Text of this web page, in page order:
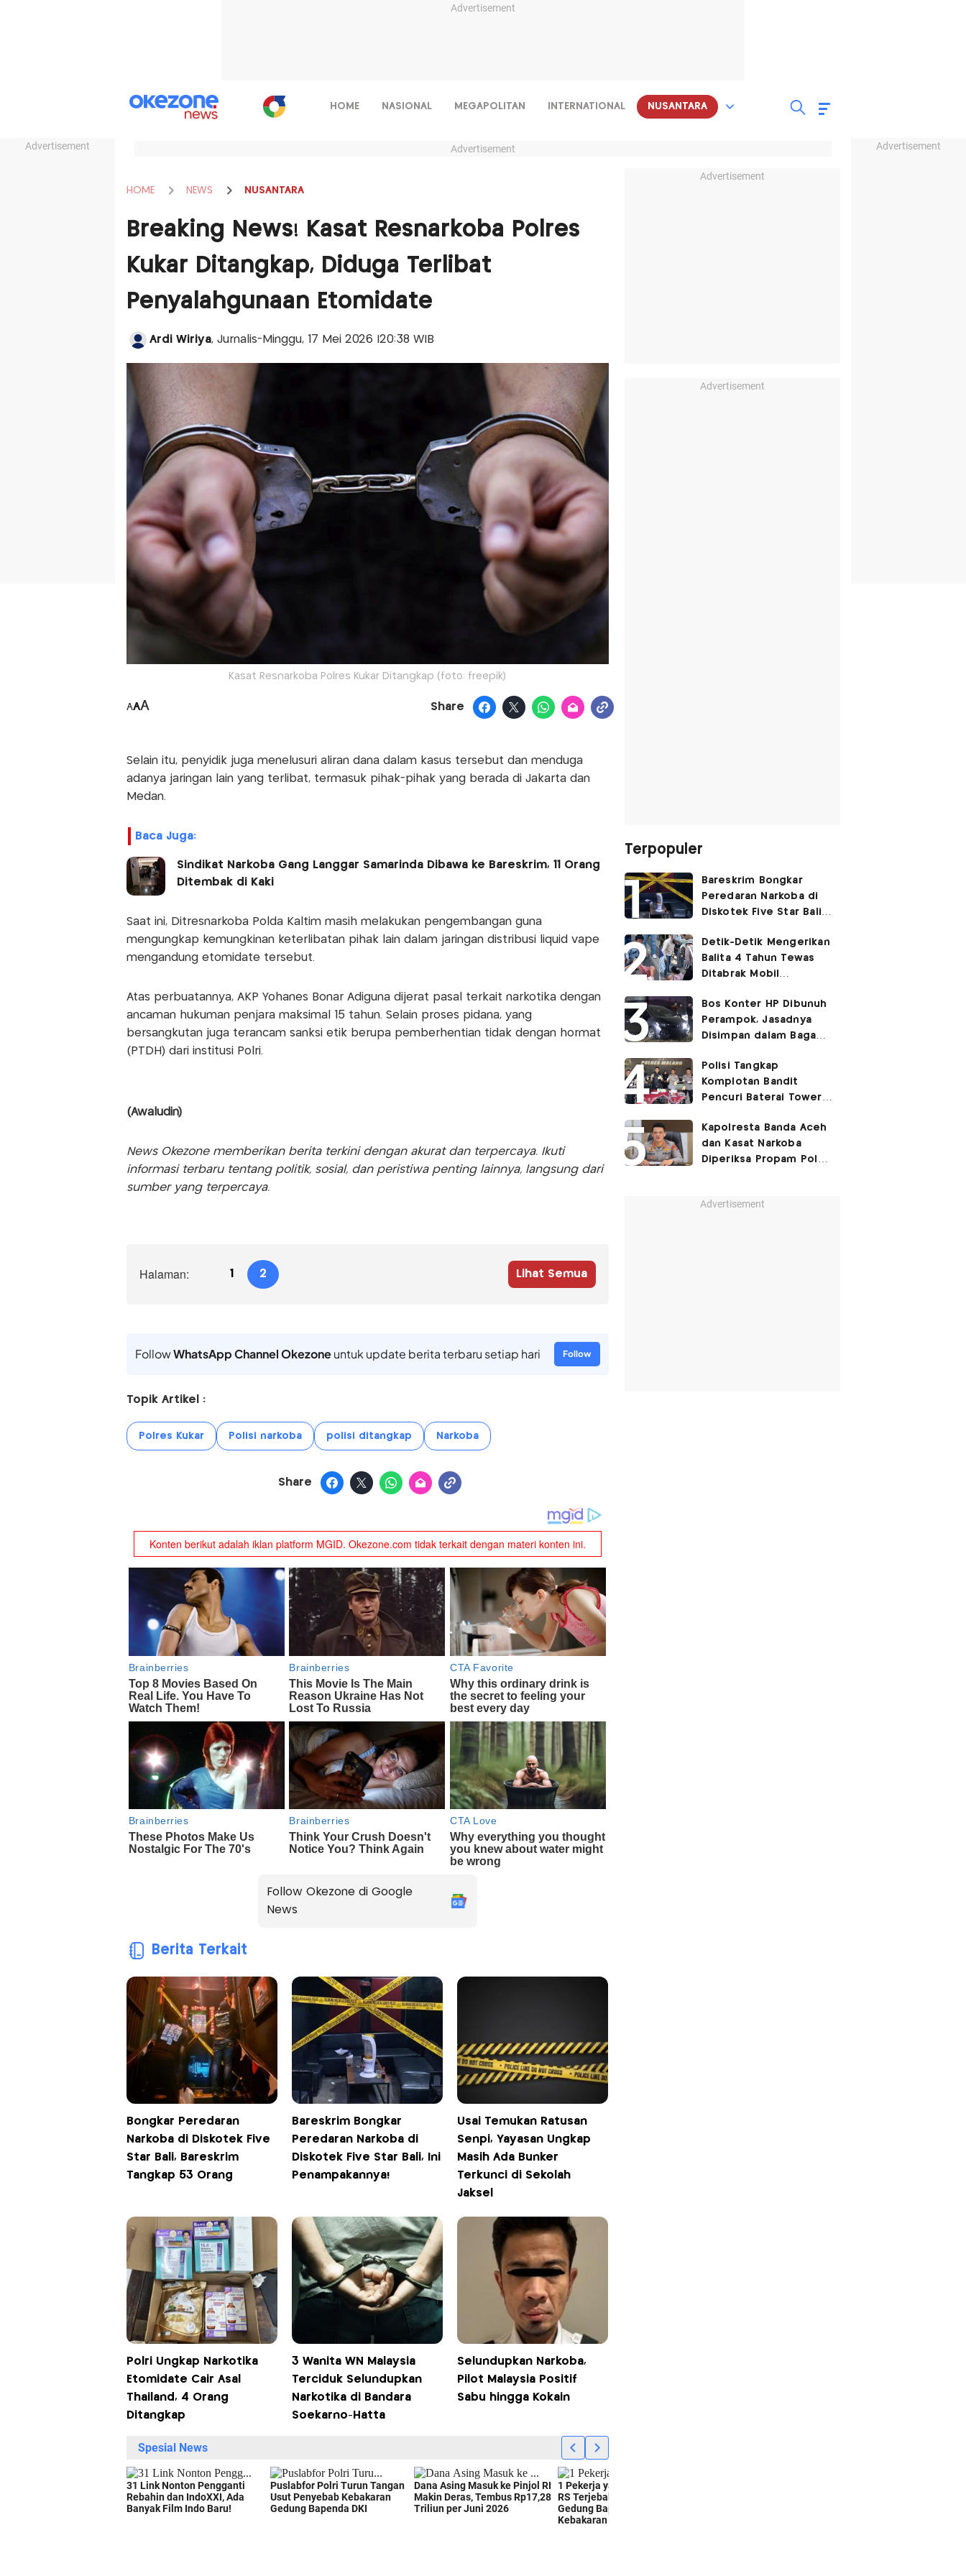
Advertisement
Advertisement Advertisement
HOME NASIONAL MEGAPOLITAN INTERNATIONAL NUSANTARA
Advertisement
HOME NEWS NUSANTARA
Breaking News! Kasat Resnarkoba Polres
Kukar Ditangkap, Diduga Terlibat
Penyalahgunaan Etomidate
Ardi Wiriya, Jurnalis-Minggu, 17 Mei 2026 |20:38 WIB
Kasat Resnarkoba Polres Kukar Ditangkap (foto: freepik)
AAA Share
Selain itu, penyidik juga menelusuri aliran dana dalam kasus tersebut dan menduga
adanya jaringan lain yang terlibat, termasuk pihak-pihak yang berada di Jakarta dan
Medan.
Baca Juga:
Sindikat Narkoba Gang Langgar Samarinda Dibawa ke Bareskrim, 11 Orang
Ditembak di Kaki
Saat ini, Ditresnarkoba Polda Kaltim masih melakukan pengembangan guna
mengungkap kemungkinan keterlibatan pihak lain dalam jaringan distribusi liquid vape
mengandung etomidate tersebut.
Atas perbuatannya, AKP Yohanes Bonar Adiguna dijerat pasal terkait narkotika dengan
ancaman hukuman penjara maksimal 15 tahun. Selain proses pidana, yang
bersangkutan juga terancam sanksi etik berupa pemberhentian tidak dengan hormat
(PTDH) dari institusi Polri.
(Awaludin)
News Okezone memberikan berita terkini dengan akurat dan terpercaya. Ikuti
informasi terbaru tentang politik, sosial, dan peristiwa penting lainnya, langsung dari
sumber yang terpercaya.
Halaman: 1 2 Lihat Semua
FollowWhatsApp Channel Okezoneuntuk update berita terbaru setiap hari Follow
Topik Artikel :
Polres Kukar Polisi narkoba polisi ditangkap Narkoba
Share
Follow Okezone di Google
News
Berita Terkait
Bongkar Peredaran
Narkoba di Diskotek Five
Star Bali, Bareskrim
Tangkap 53 Orang
Bareskrim Bongkar
Peredaran Narkoba di
Diskotek Five Star Bali, Ini
Penampakannya!
Usai Temukan Ratusan
Senpi, Yayasan Ungkap
Masih Ada Bunker
Terkunci di Sekolah
Jaksel
Polri Ungkap Narkotika
Etomidate Cair Asal
Thailand, 4 Orang
Ditangkap
3 Wanita WN Malaysia
Terciduk Selundupkan
Narkotika di Bandara
Soekarno-Hatta
Selundupkan Narkoba,
Pilot Malaysia Positif
Sabu hingga Kokain
Advertisement
Advertisement
Terpopuler
Bareskrim Bongkar
Peredaran Narkoba di
Diskotek Five Star Bali,
Detik-Detik Mengerikan
Balita 4 Tahun Tewas
Ditabrak Mobil
Bos Konter HP Dibunuh
Perampok, Jasadnya
Disimpan dalam Bagasi
Polisi Tangkap
Komplotan Bandit
Pencuri Baterai Tower,
Juta
Kapolresta Banda Aceh
dan Kasat Narkoba
Diperiksa Propam Polri,
Advertisement